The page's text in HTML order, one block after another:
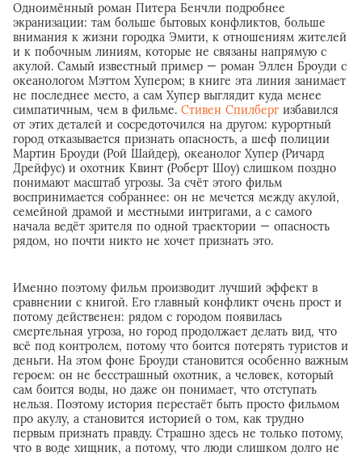
Одноимённый роман Питера Бенчли подробнее
экранизации: там больше бытовых конфликтов, больше
внимания к жизни городка Эмити, к отношениям жителей
и к побочным линиям, которые не связаны напрямую с
акулой. Самый известный пример — роман Эллен Броуди с
океанологом Мэттом Хупером; в книге эта линия занимает
не последнее место, а сам Хупер выглядит куда менее
симпатичным, чем в фильме. Стивен Спилберг избавился
от этих деталей и сосредоточился на другом: курортный
город отказывается признать опасность, а шеф полиции
Мартин Броуди (Рой Шайдер), океанолог Хупер (Ричард
Дрейфус) и охотник Квинт (Роберт Шоу) слишком поздно
понимают масштаб угрозы. За счёт этого фильм
воспринимается собраннее: он не мечется между акулой,
семейной драмой и местными интригами, а с самого
начала ведёт зрителя по одной траектории — опасность
рядом, но почти никто не хочет признать это.
Именно поэтому фильм производит лучший эффект в
сравнении с книгой. Его главный конфликт очень прост и
потому действенен: рядом с городом появилась
смертельная угроза, но город продолжает делать вид, что
всё под контролем, потому что боится потерять туристов и
деньги. На этом фоне Броуди становится особенно важным
героем: он не бесстрашный охотник, а человек, который
сам боится воды, но даже он понимает, что отступать
нельзя. Поэтому история перестаёт быть просто фильмом
про акулу, а становится историей о том, как трудно
первым признать правду. Страшно здесь не только потому,
что в воде хищник, а потому, что люди слишком долго не